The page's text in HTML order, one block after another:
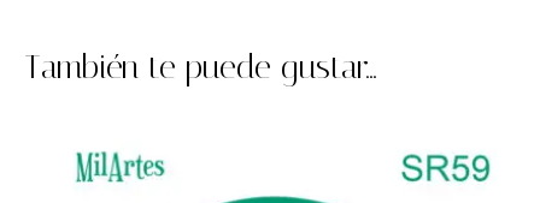
También te puede gustar...